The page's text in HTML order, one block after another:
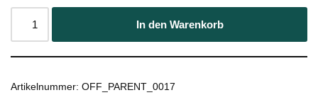
In den Warenkorb
Artikelnummer: OFF_PARENT_0017